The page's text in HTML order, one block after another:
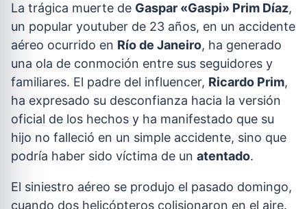
La trágica muerte de Gaspar «Gaspi» Prim Díaz,
un popular youtuber de 23 años, en un accidente
aéreo ocurrido en Río de Janeiro, ha generado
una ola de conmoción entre sus seguidores y
familiares. El padre del influencer, Ricardo Prim,
ha expresado su desconfianza hacia la versión
oficial de los hechos y ha manifestado que su
hijo no falleció en un simple accidente, sino que
podría haber sido víctima de un atentado.
El siniestro aéreo se produjo el pasado domingo,
cuando dos helicópteros colisionaron en el aire.